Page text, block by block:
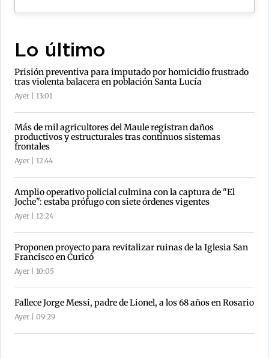
Lo último
Prisión preventiva para imputado por homicidio frustrado
tras violenta balacera en población Santa Lucía
Ayer | 13:01
Más de mil agricultores del Maule registran daños
productivos y estructurales tras continuos sistemas
frontales
Ayer | 12:44
Amplio operativo policial culmina con la captura de "El
Joche": estaba prófugo con siete órdenes vigentes
Ayer | 12:24
Proponen proyecto para revitalizar ruinas de la Iglesia San
Francisco en Curicó
Ayer | 10:05
Fallece Jorge Messi, padre de Lionel, a los 68 años en Rosario
Ayer | 09:29